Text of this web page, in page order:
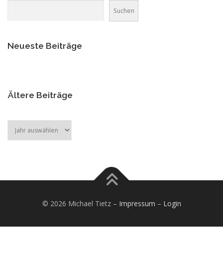
Suchen
Neueste Beiträge
Ältere Beiträge
© 2026 Michael Tietz – Impressum – Login